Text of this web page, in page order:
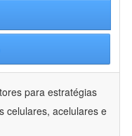
para estratégias
celulares, acelulares e